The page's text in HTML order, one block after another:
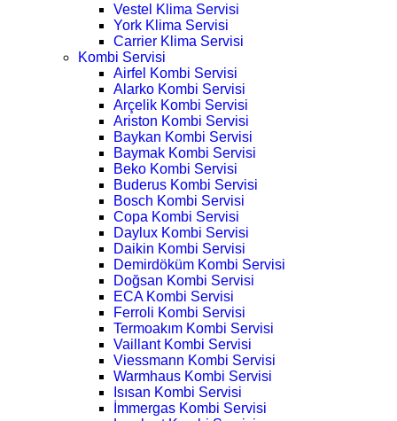
Vestel Klima Servisi
York Klima Servisi
Carrier Klima Servisi
Kombi Servisi
Airfel Kombi Servisi
Alarko Kombi Servisi
Arçelik Kombi Servisi
Ariston Kombi Servisi
Baykan Kombi Servisi
Baymak Kombi Servisi
Beko Kombi Servisi
Buderus Kombi Servisi
Bosch Kombi Servisi
Copa Kombi Servisi
Daylux Kombi Servisi
Daikin Kombi Servisi
Demirdöküm Kombi Servisi
Doğsan Kombi Servisi
ECA Kombi Servisi
Ferroli Kombi Servisi
Termoakım Kombi Servisi
Vaillant Kombi Servisi
Viessmann Kombi Servisi
Warmhaus Kombi Servisi
Isısan Kombi Servisi
İmmergas Kombi Servisi